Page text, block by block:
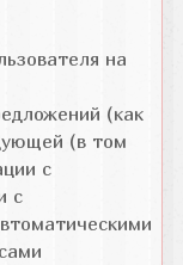
на
(как
(в том
с
с